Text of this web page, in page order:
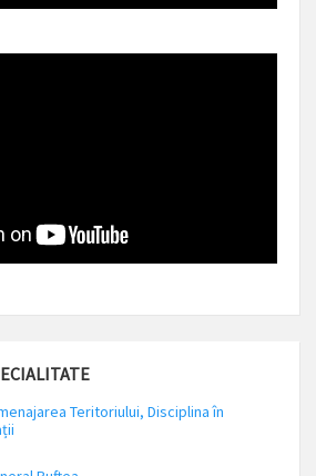
Teritoriului, Disciplina în